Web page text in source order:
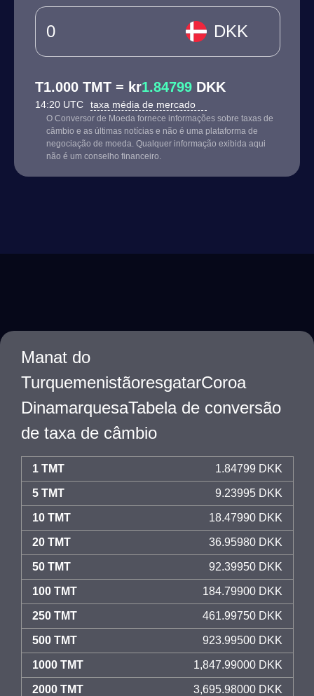
DKK
T1.000 TMT = kr1.84799 DKK
14:20 UTC taxa média de mercado
O Conversor de Moeda fornece informações sobre taxas de
câmbio e as últimas notícias e não é uma plataforma de
negociação de moeda. Qualquer informação exibida aqui
não é um conselho financeiro.
Manat do
TurquemenistãoresgatarCoroa
DinamarquesaTabela de conversão
de taxa de câmbio
1 TMT 1.84799 DKK
5 TMT 9.23995 DKK
10 TMT 18.47990 DKK
20 TMT 36.95980 DKK
50 TMT 92.39950 DKK
100 TMT 184.79900 DKK
250 TMT 461.99750 DKK
500 TMT 923.99500 DKK
1000 TMT 1,847.99000 DKK
2000 TMT 3,695.98000 DKK